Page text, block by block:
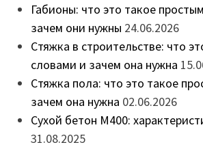
Габионы: что это такое
зачем они нужны 24.06.2026
Стяжка в строительстве: что
словами и зачем она нужна
Стяжка пола: что это такое
зачем она нужна 02.06.2026
Сухой бетон М400:
31.08.2025